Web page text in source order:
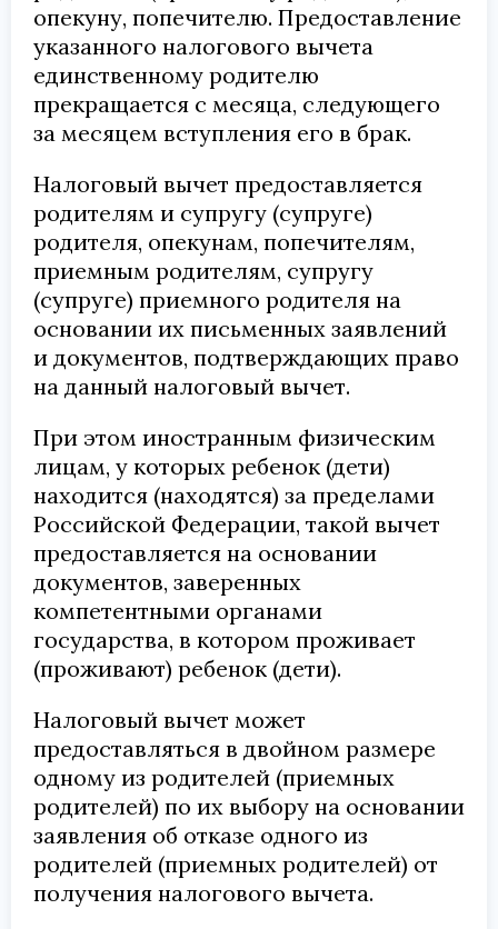
опекуну, попечителю. Предоставление
указанного налогового вычета
единственному родителю
прекращается с месяца, следующего
за месяцем вступления его в брак.
Налоговый вычет предоставляется
родителям и супругу (супруге)
родителя, опекунам, попечителям,
приемным родителям, супругу
(супруге) приемного родителя на
основании их письменных заявлений
и документов, подтверждающих право
на данный налоговый вычет.
При этом иностранным физическим
лицам, у которых ребенок (дети)
находится (находятся) за пределами
Российской Федерации, такой вычет
предоставляется на основании
документов, заверенных
компетентными органами
государства, в котором проживает
(проживают) ребенок (дети).
Налоговый вычет может
предоставляться в двойном размере
одному из родителей (приемных
родителей) по их выбору на основании
заявления об отказе одного из
родителей (приемных родителей) от
получения налогового вычета.